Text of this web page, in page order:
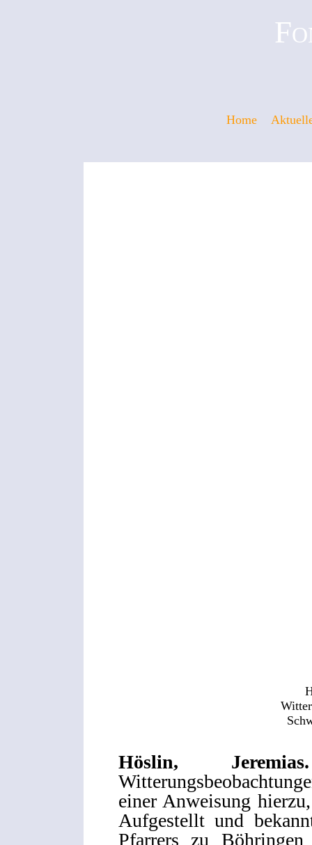
Home
Höslin,
einer Anweisung
Aufgestellt und
Pfarrers zu